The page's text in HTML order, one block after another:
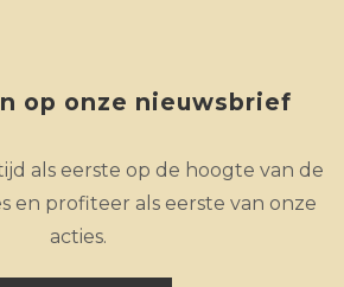
op onze nieuwsbrief
als eerste op de hoogte van de
en profiteer als eerste van onze
acties.